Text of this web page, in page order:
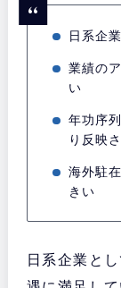
日系企
業績の
い
年功序
り反映
海外駐
きい
日系企業と